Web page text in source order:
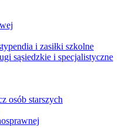
i zasiłki szkolne
sąsiedzkie i specjalistyczne
osób starszych